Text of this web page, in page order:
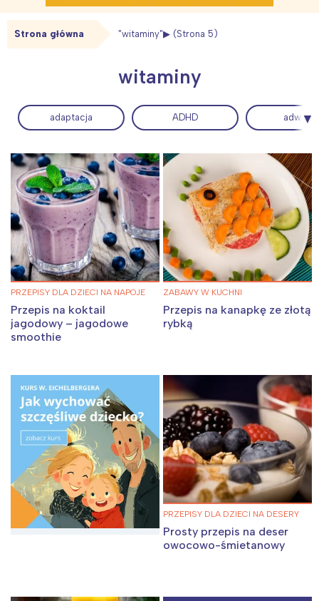
Strona główna "witaminy" (Strona 5)
witaminy
adaptacja ADHD adwent
PRZEPISY DLA DZIECI NA NAPOJE
Przepis na koktail
jagodowy – jagodowe
smoothie
ZABAWY W KUCHNI
Przepis na kanapkę ze złotą
rybką
PRZEPISY DLA DZIECI NA DESERY
Prosty przepis na deser
owocowo-śmietanowy